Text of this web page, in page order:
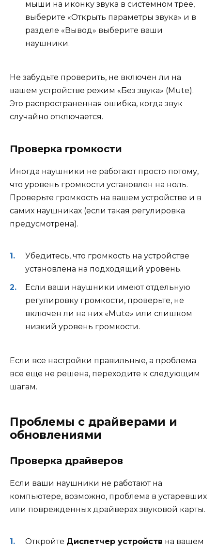
мыши на иконку звука в системном трее,
выберите «Открыть параметры звука» и в
разделе «Вывод» выберите ваши
наушники.
Не забудьте проверить, не включен ли на
вашем устройстве режим «Без звука» (Mute).
Это распространенная ошибка, когда звук
случайно отключается.
Проверка громкости
Иногда наушники не работают просто потому,
что уровень громкости установлен на ноль.
Проверьте громкость на вашем устройстве и в
самих наушниках (если такая регулировка
предусмотрена).
Убедитесь, что громкость на устройстве
установлена на подходящий уровень.
Если ваши наушники имеют отдельную
регулировку громкости, проверьте, не
включен ли на них «Mute» или слишком
низкий уровень громкости.
Если все настройки правильные, а проблема
все еще не решена, переходите к следующим
шагам.
Проблемы с драйверами и
обновлениями
Проверка драйверов
Если ваши наушники не работают на
компьютере, возможно, проблема в устаревших
или поврежденных драйверах звуковой карты.
Откройте Диспетчер устройств на вашем